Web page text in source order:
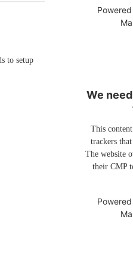
to setup
We
This
trackers
The website
their CMP